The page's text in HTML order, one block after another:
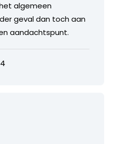
algemeen
geval dan toch aan
aandachtspunt.